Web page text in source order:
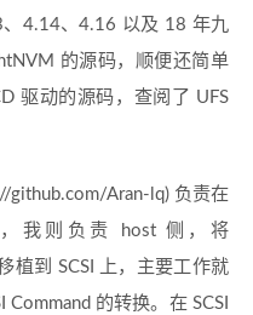
4.14、4.16 以及 18 年九
的源码，顺便还简单
驱动的源码，查阅了 UFS
github.com/Aran-lq) 负责在
我则负责 host 侧，将
植到 SCSI 上，主要工作就
的转换。在 SCSI